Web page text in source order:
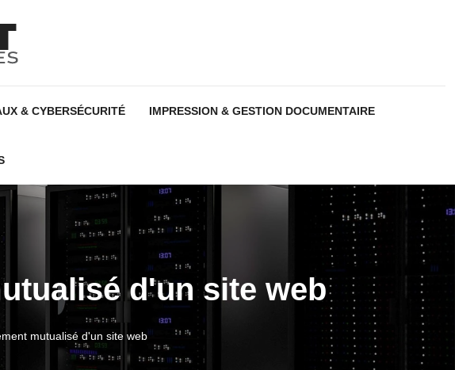
& CYBERSÉCURITÉ IMPRESSION & GESTION DOCUMENTAIRE
d'un site web
mutualisé d'un site web